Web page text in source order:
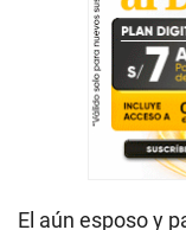
El aún esposo y